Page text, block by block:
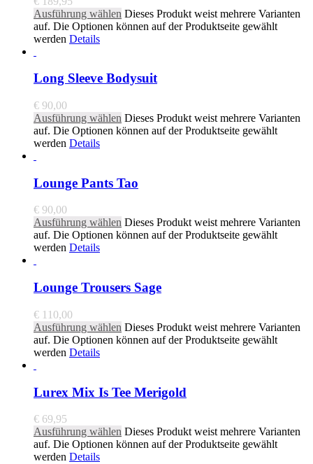
Ausführung wählen Dieses Produkt weist mehrere Varianten
auf. Die Optionen können auf der Produktseite gewählt
werden Details
Long Sleeve Bodysuit
€ 90,00
Ausführung wählen Dieses Produkt weist mehrere Varianten
auf. Die Optionen können auf der Produktseite gewählt
werden Details
Lounge Pants Tao
€ 90,00
Ausführung wählen Dieses Produkt weist mehrere Varianten
auf. Die Optionen können auf der Produktseite gewählt
werden Details
Lounge Trousers Sage
€ 110,00
Ausführung wählen Dieses Produkt weist mehrere Varianten
auf. Die Optionen können auf der Produktseite gewählt
werden Details
Lurex Mix Is Tee Merigold
€ 69,95
Ausführung wählen Dieses Produkt weist mehrere Varianten
auf. Die Optionen können auf der Produktseite gewählt
werden Details